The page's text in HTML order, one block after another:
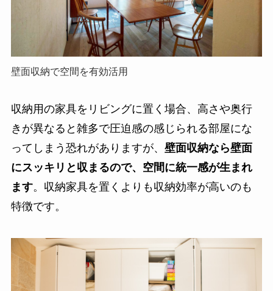
壁面収納で空間を有効活用
収納用の家具をリビングに置く場合、高さや奥行
きが異なると雑多で圧迫感の感じられる部屋にな
ってしまう恐れがありますが、 壁面収納なら壁面
にスッキリと収まるので、空間に統一感が生まれ
ます。収納家具を置くよりも収納効率が高いのも
特徴です。